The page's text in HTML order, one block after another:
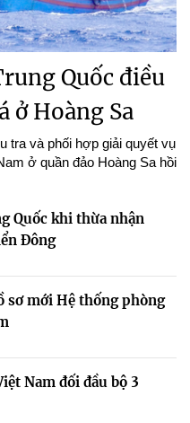
Quốc điều
ở Hoàng Sa
tra và phối hợp giải quyết vụ
ở quần đảo Hoàng Sa hồi
Quốc khi thừa nhận
Đông
sơ mới Hệ thống phòng
Nam đối đầu bộ 3